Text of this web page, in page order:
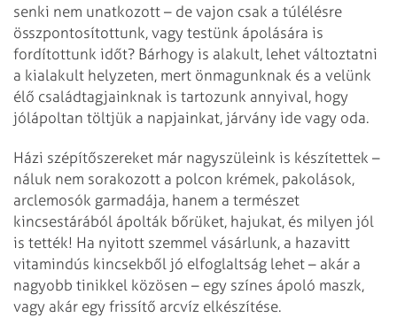
senki nem unatkozott – de vajon csak a túlélésre
összpontosítottunk, vagy testünk ápolására is
fordítottunk időt? Bárhogy is alakult, lehet változtatni
a kialakult helyzeten, mert önmagunknak és a velünk
élő családtagjainknak is tartozunk annyival, hogy
jólápoltan töltjük a napjainkat, járvány ide vagy oda.
Házi szépítőszereket már nagyszüleink is készítettek –
náluk nem sorakozott a polcon krémek, pakolások,
arclemosók garmadája, hanem a természet
kincsestárából ápolták bőrüket, hajukat, és milyen jól
is tették! Ha nyitott szemmel vásárlunk, a hazavitt
vitamindús kincsekből jó elfoglaltság lehet – akár a
nagyobb tinikkel közösen – egy színes ápoló maszk,
vagy akár egy frissítő arcvíz elkészítése.